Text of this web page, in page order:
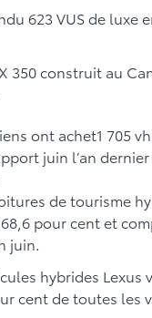
623 VUS de
350 construit au
ont achet1 705
juin l’an
de tourisme
pour cent et
juin.
hybrides
cent de toutes les